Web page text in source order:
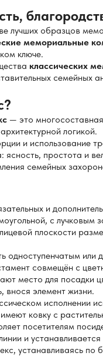
лучших образцов
мемориальные
ключе.
классических
семейных
— это
логикой.
и использование
простота и
семейных
и
с
плоскости
или
совмещён с
место для посадки
внося элемент жизни.
исполнении
ковку с
посетителям
и
устанавливаясь по